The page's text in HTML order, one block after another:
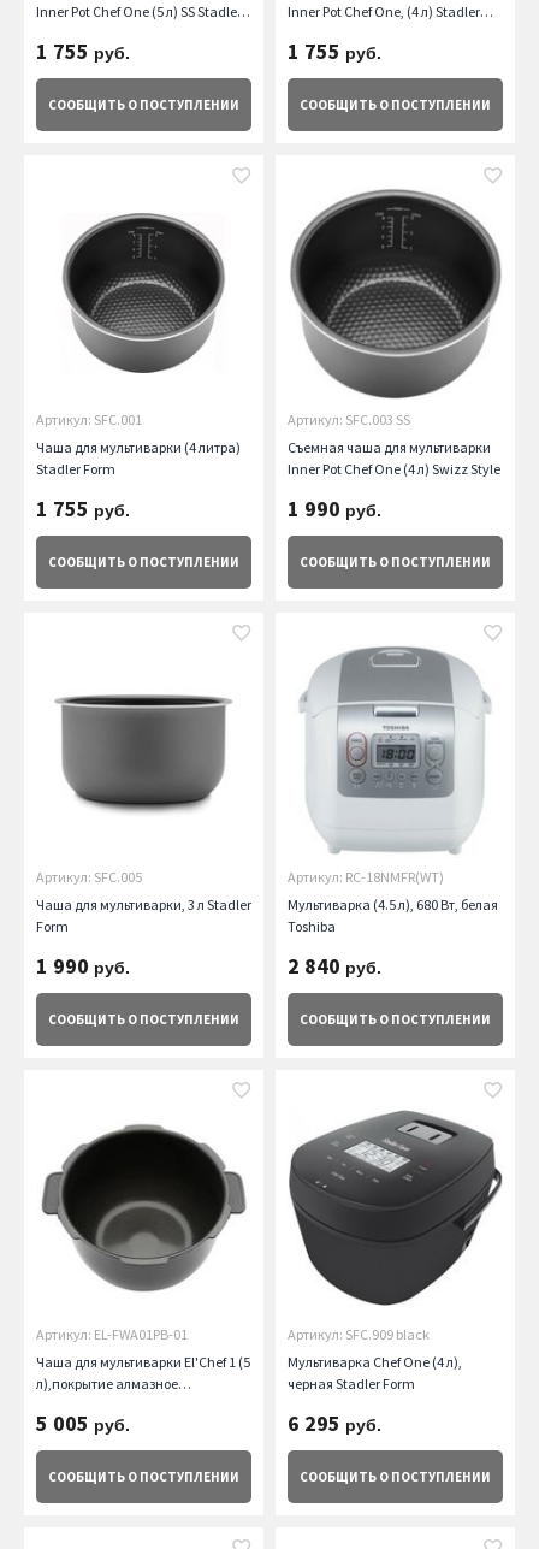
Inner Pot Chef One (5 л) SS Stadler
1 755 руб.
СООБЩИТЬ О ПОСТУПЛЕНИИ
Inner Pot Chef One, (4 л) Stadler
1 755 руб.
СООБЩИТЬ О ПОСТУПЛЕНИИ
Артикул: SFC.001
Чаша для мультиварки (4 литра)
Stadler Form
1 755 руб.
СООБЩИТЬ О ПОСТУПЛЕНИИ
Артикул: SFC.003 SS
Съемная чаша для мультиварки
Inner Pot Chef One (4 л) Swizz Style
1 990 руб.
СООБЩИТЬ О ПОСТУПЛЕНИИ
Артикул: SFC.005
Чаша для мультиварки, 3 л Stadler
Form
1 990 руб.
СООБЩИТЬ О ПОСТУПЛЕНИИ
Артикул: RC-18NMFR(WT)
Мультиварка (4.5 л), 680 Вт, белая
Toshiba
2 840 руб.
СООБЩИТЬ О ПОСТУПЛЕНИИ
Артикул: EL-FWA01PB-01
Чаша для мультиварки El'Chef 1 (5
л),покрытие алмазное
5 005 руб.
СООБЩИТЬ О ПОСТУПЛЕНИИ
Артикул: SFC.909 black
Мультиварка Chef One (4 л),
черная Stadler Form
6 295 руб.
СООБЩИТЬ О ПОСТУПЛЕНИИ